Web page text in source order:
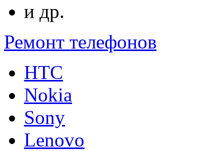
и др.
Ремонт телефонов
HTC
Nokia
Sony
Lenovo